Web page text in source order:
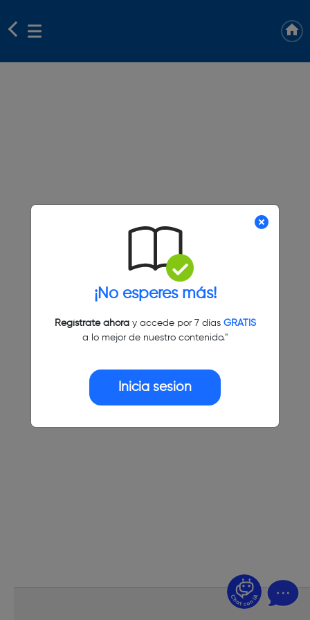
¡No esperes más!
Regístrate ahoray accede por 7 días GRATIS
a lo mejor de nuestro contenido."
Inicia sesión